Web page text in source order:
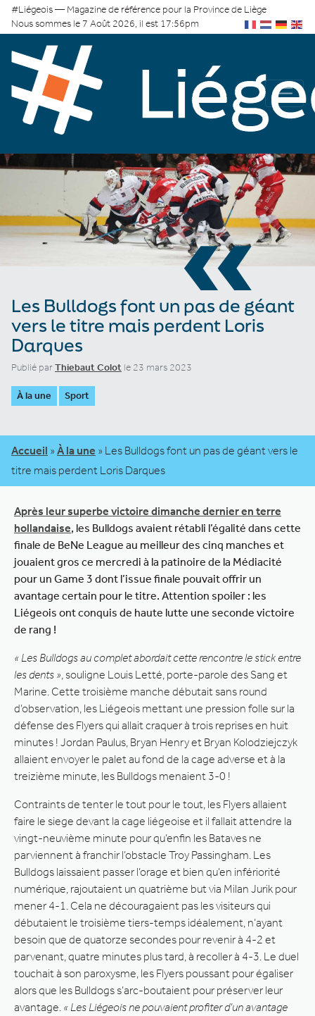
#Liégeois — Magazine de référence pour la Province de Liège
Nous sommes le 7 Août 2026, il est 17:56pm
«
Les Bulldogs font un pas de géant
vers le titre mais perdent Loris
Darques
Publié parThiebaut Colot le 23 mars 2023
À la une Sport
Accueil » À la une » Les Bulldogs font un pas de géant vers le
titre mais perdent Loris Darques
Après leur superbe victoire dimanche dernier en terre
hollandaise, les Bulldogs avaient rétabli l’égalité dans cette
finale de BeNe League au meilleur des cinq manches et
jouaient gros ce mercredi à la patinoire de la Médiacité
pour un Game 3 dont l’issue finale pouvait offrir un
avantage certain pour le titre. Attention spoiler : les
Liégeois ont conquis de haute lutte une seconde victoire
de rang !
« Les Bulldogs au complet abordait cette rencontre le stick entre
les dents » , souligne Louis Letté, porte-parole des Sang et
Marine. Cette troisième manche débutait sans round
d’observation, les Liégeois mettant une pression folle sur la
défense des Flyers qui allait craquer à trois reprises en huit
minutes ! Jordan Paulus, Bryan Henry et Bryan Kolodziejczyk
allaient envoyer le palet au fond de la cage adverse et à la
treizième minute, les Bulldogs menaient 3-0 !
Contraints de tenter le tout pour le tout, les Flyers allaient
faire le siege devant la cage liégeoise et il fallait attendre la
vingt-neuvième minute pour qu’enfin les Bataves ne
parviennent à franchir l’obstacle Troy Passingham. Les
Bulldogs laissaient passer l’orage et bien qu’en infériorité
numérique, rajoutaient un quatrième but via Milan Jurik pour
mener 4-1. Cela ne découragaient pas les visiteurs qui
débutaient le troisième tiers-temps idéalement, n’ayant
besoin que de quatorze secondes pour revenir à 4-2 et
parvenant, quatre minutes plus tard, à recoller à 4-3. Le duel
touchait à son paroxysme, les Flyers poussant pour égaliser
alors que les Bulldogs s’arc-boutaient pour préserver leur
avantage. « Les Liégeois ne pouvaient profiter d’un avantage